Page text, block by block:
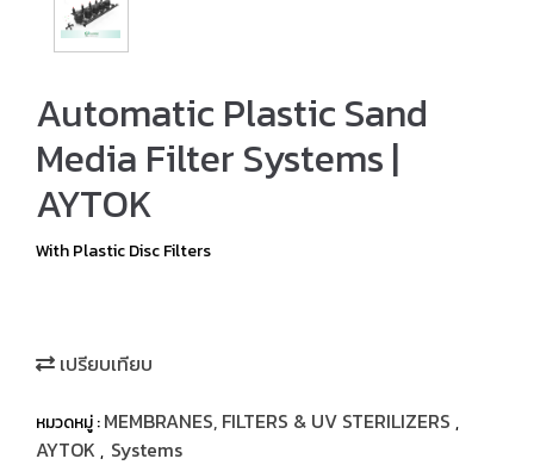
Automatic Plastic Sand
Media Filter Systems |
AYTOK
With Plastic Disc Filters
เปรียบเทียบ
หมวดหมู่ :MEMBRANES, FILTERS & UV STERILIZERS ,
AYTOK , Systems